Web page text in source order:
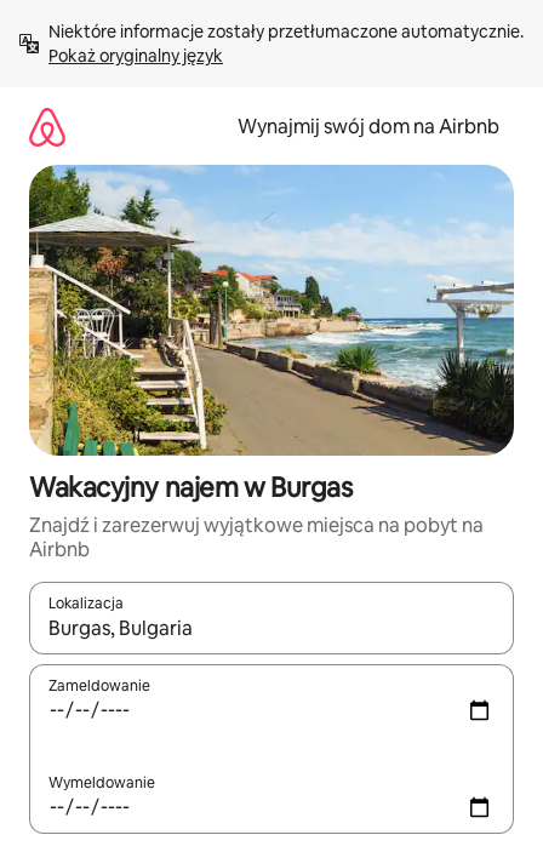
treści Pokaż oryginalny język
Wynajmij swój dom na Airbnb
Wakacyjny najem w Burgas
Znajdź i zarezerwuj wyjątkowe miejsca na pobyt na
Airbnb
Lokalizacja
Gdy wyniki będą dostępne, możesz poruszać się po nich za
Zameldowanie
Wymeldowanie